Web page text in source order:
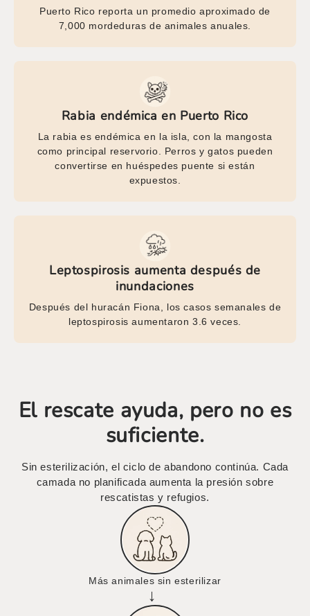
Puerto Rico reporta un promedio aproximado de
7,000 mordeduras de animales anuales.
Rabia endémica en Puerto Rico
La rabia es endémica en la isla, con la mangosta
como principal reservorio. Perros y gatos pueden
convertirse en huéspedes puente si están
expuestos.
Leptospirosis aumenta después de
inundaciones
Después del huracán Fiona, los casos semanales de
leptospirosis aumentaron 3.6 veces.
El rescate ayuda, pero no es
suficiente.
Sin esterilización, el ciclo de abandono continúa. Cada
camada no planificada aumenta la presión sobre
rescatistas y refugios.
Más animales sin esterilizar
→